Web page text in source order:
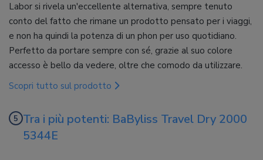
Labor si rivela un'eccellente alternativa, sempre tenuto
conto del fatto che rimane un prodotto pensato per i viaggi,
e non ha quindi la potenza di un phon per uso quotidiano.
Perfetto da portare sempre con sé, grazie al suo colore
accesso è bello da vedere, oltre che comodo da utilizzare.
Scopri tutto sul prodotto
Tra i più potenti: BaByliss Travel Dry 2000
5344E